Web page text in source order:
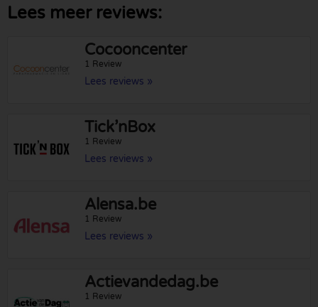
Lees meer reviews:
Cocooncenter
1 Review
Lees reviews »
Tick’nBox
1 Review
Lees reviews »
Alensa.be
1 Review
Lees reviews »
Actievandedag.be
1 Review